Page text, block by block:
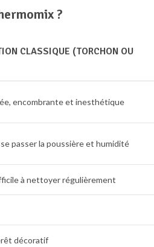
?
CLASSIQUE (TORCHON OU
encombrante et inesthétique
passer la poussière et humidité
à nettoyer régulièrement
décoratif